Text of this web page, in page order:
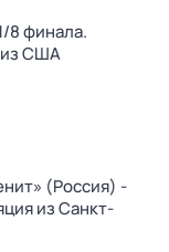
8 финала.
из США
(Россия) -
из Санкт-